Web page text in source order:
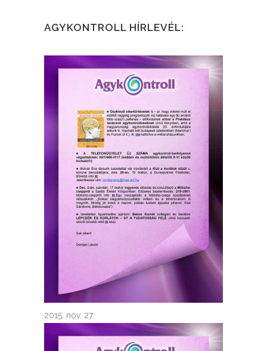
AGYKONTROLL HÍRLEVÉL:
2015. nov. 27.